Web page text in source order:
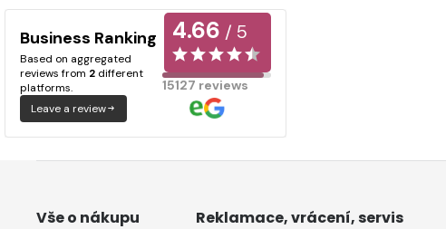
Business Ranking 4.66 / 5
Based on aggregated
reviews from 2 different
platforms.
15127 reviews
Leave a review
Vše o nákupu Reklamace, vrácení, servis